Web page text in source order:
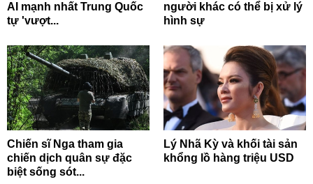
AI mạnh nhất Trung Quốc
tự 'vượt...
người khác có thể bị xử lý
hình sự
Chiến sĩ Nga tham gia
chiến dịch quân sự đặc
biệt sống sót...
Lý Nhã Kỳ và khối tài sản
khổng lồ hàng triệu USD